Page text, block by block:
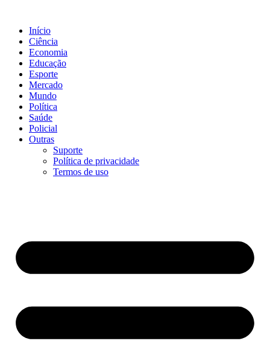
conteúdo
Início
Ciência
Economia
Educação
Esporte
Mercado
Mundo
Política
Saúde
Policial
Outras
Suporte
Política de privacidade
Termos de uso